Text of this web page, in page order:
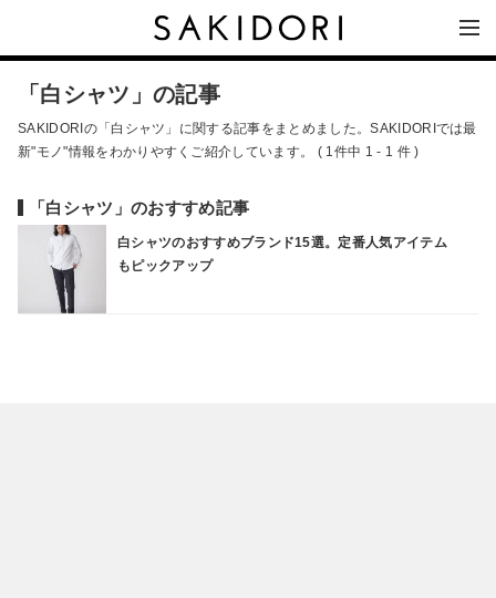
「白シャツ」の記事
SAKIDORIの「白シャツ」に関する記事をまとめました。SAKIDORIでは最
新"モノ"情報をわかりやすくご紹介しています。 ( 1件中 1 - 1 件 )
「白シャツ」のおすすめ記事
白シャツのおすすめブランド15選。定番人気アイテム
もピックアップ